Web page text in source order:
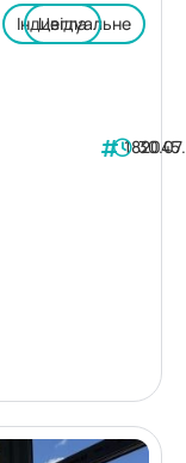
Індивідуальне
Цегла
182045